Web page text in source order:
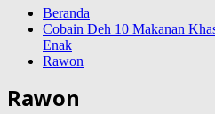
Beranda
Cobain Deh 10 Makanan
Enak
Rawon
Rawon